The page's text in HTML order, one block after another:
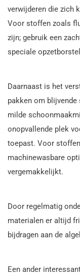
verwijderen die zich
Voor stoffen zoals
zijn; gebruik een
speciale
Daarnaast is het
pakken om
milde
onopvallende plek
toepast. Voor
machinewasbare
vergemakkelijkt.
Door regelmatig
materialen er altijd
bijdragen aan de
Een ander